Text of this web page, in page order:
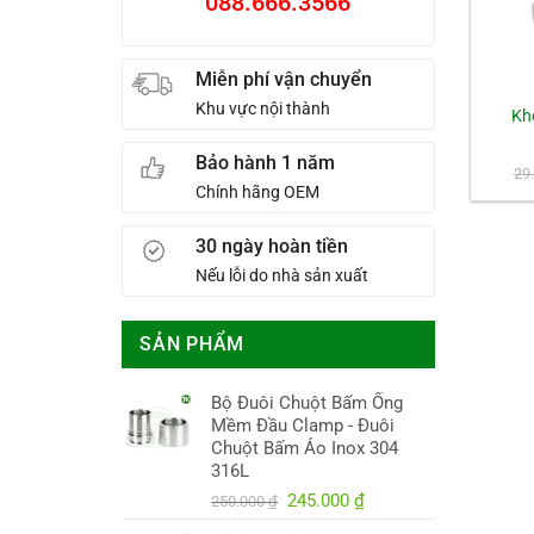
Miễn phí vận chuyển
Khu vực nội thành
Bảo hành 1 năm
Chính hãng OEM
30 ngày hoàn tiền
Nếu lỗi do nhà sản xuất
SẢN PHẨM
Bộ Đuôi Chuột Bấm Ống
Mềm Đầu Clamp - Đuôi
Chuột Bấm Áo Inox 304
316L
250.000₫ Giá
245.000 ₫Giá